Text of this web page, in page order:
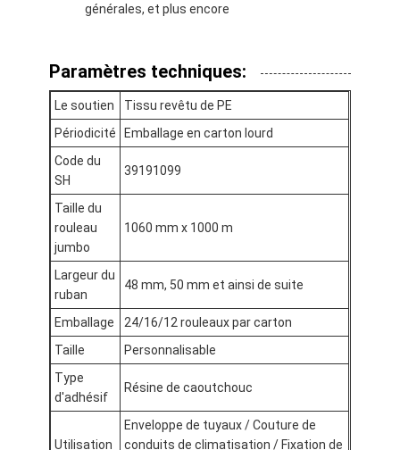
Visite d'usine
Contrôle de qualité
Contactez-nous
Bande adhésive d'isolation
Bande d'isolation de tissu en verre
Bande résistante à la chaleur d'isolation
Ruban adhésif de tissu en verre
Ruban adhésif de film de Polyimide
Ruban adhésif de papier d'aluminium
générales, et plus encore
Paramètres techniques:
Le soutien
Tissu revêtu de PE
Périodicité
Emballage en carton lourd
Code du
SH
39191099
Taille du
rouleau
jumbo
1060 mm x 1000 m
Largeur du
ruban
48 mm, 50 mm et ainsi de suite
Emballage
24/16/12 rouleaux par carton
Taille
Personnalisable
Type
d'adhésif
Résine de caoutchouc
Utilisation
Enveloppe de tuyaux / Couture de
conduits de climatisation / Fixation de